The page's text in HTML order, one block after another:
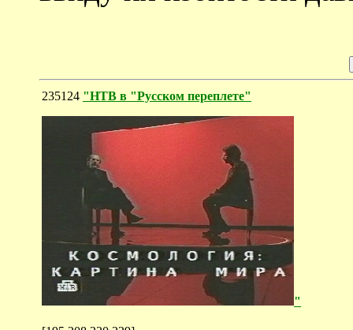
235124 "НТВ в "Русском переплете"
"